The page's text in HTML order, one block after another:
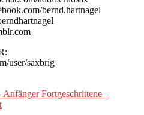
bernd.hartnagel
user/saxbrig
Fortgeschrittene –